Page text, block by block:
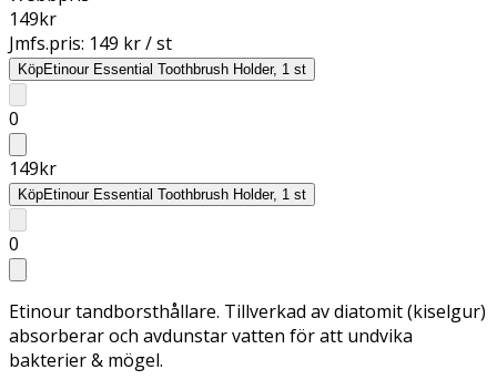
149kr
Jmfs.pris: 149 kr / st
KöpEtinour Essential Toothbrush Holder, 1 st
0
149kr
KöpEtinour Essential Toothbrush Holder, 1 st
0
Etinour tandborsthållare. Tillverkad av diatomit (kiselgur)
absorberar och avdunstar vatten för att undvika
bakterier & mögel.